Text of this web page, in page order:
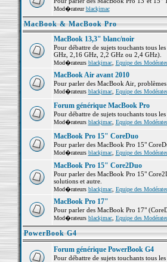
Mod�rateurblackjmac
MacBook & MacBook Pro
MacBook 13,3" blanc/noir
Pour débattre de sujets touchants tous
GHz, 2,16 GHz, 2,2 GHz ou 2,4 GHz).
Mod�rateurs blackjmac, Equipe des
MacBook Air avant 2010
Pour parler des MacBook Air,
Mod�rateurs blackjmac, Equipe des
Forum générique MacBook Pro
Pour débattre de sujets touchants tous
Mod�rateurs blackjmac, Equipe des
MacBook Pro 15" CoreDuo
Pour parler des MacBook Pro 15"
Mod�rateurs blackjmac, Equipe des
MacBook Pro 15" Core2Duo
Pour parler des MacBook Pro 15"
solutions et autre.
Mod�rateurs blackjmac, Equipe des
MacBook Pro 17"
Pour parler des MacBook Pro 17"
Mod�rateurs blackjmac, Equipe des
PowerBook G4
Forum générique PowerBook G4
Pour débattre de sujets touchants tous